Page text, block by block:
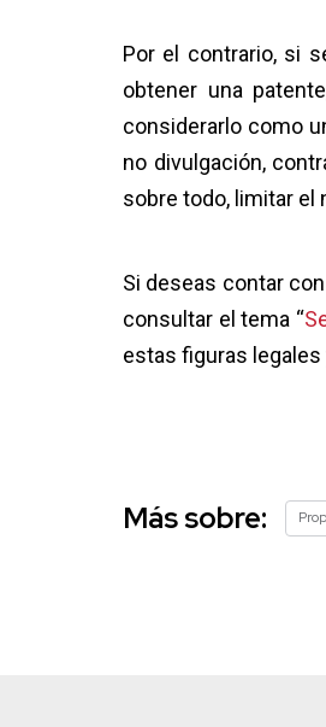
Por el contrario, si
obtener una
considerarlo como
no divulgación,
sobre todo, limitar el
Si deseas contar
consultar el tema “
estas figuras legales
Más sobre: